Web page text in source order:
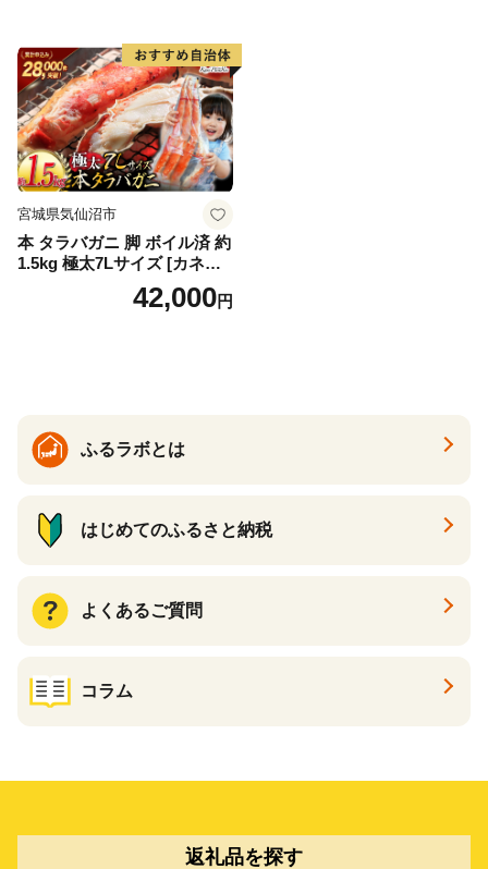
り物 お歳暮 お中元
宮城県気仙沼市
本 タラバガニ 脚 ボイル済 約
1.5kg 極太7Lサイズ [カネダ
イ 宮城県 気仙沼市 2056432
6] カニ かに 蟹 たらばがに た
42,000円
ふるラボとは
はじめてのふるさと納税
よくあるご質問
コラム
返礼品を探す